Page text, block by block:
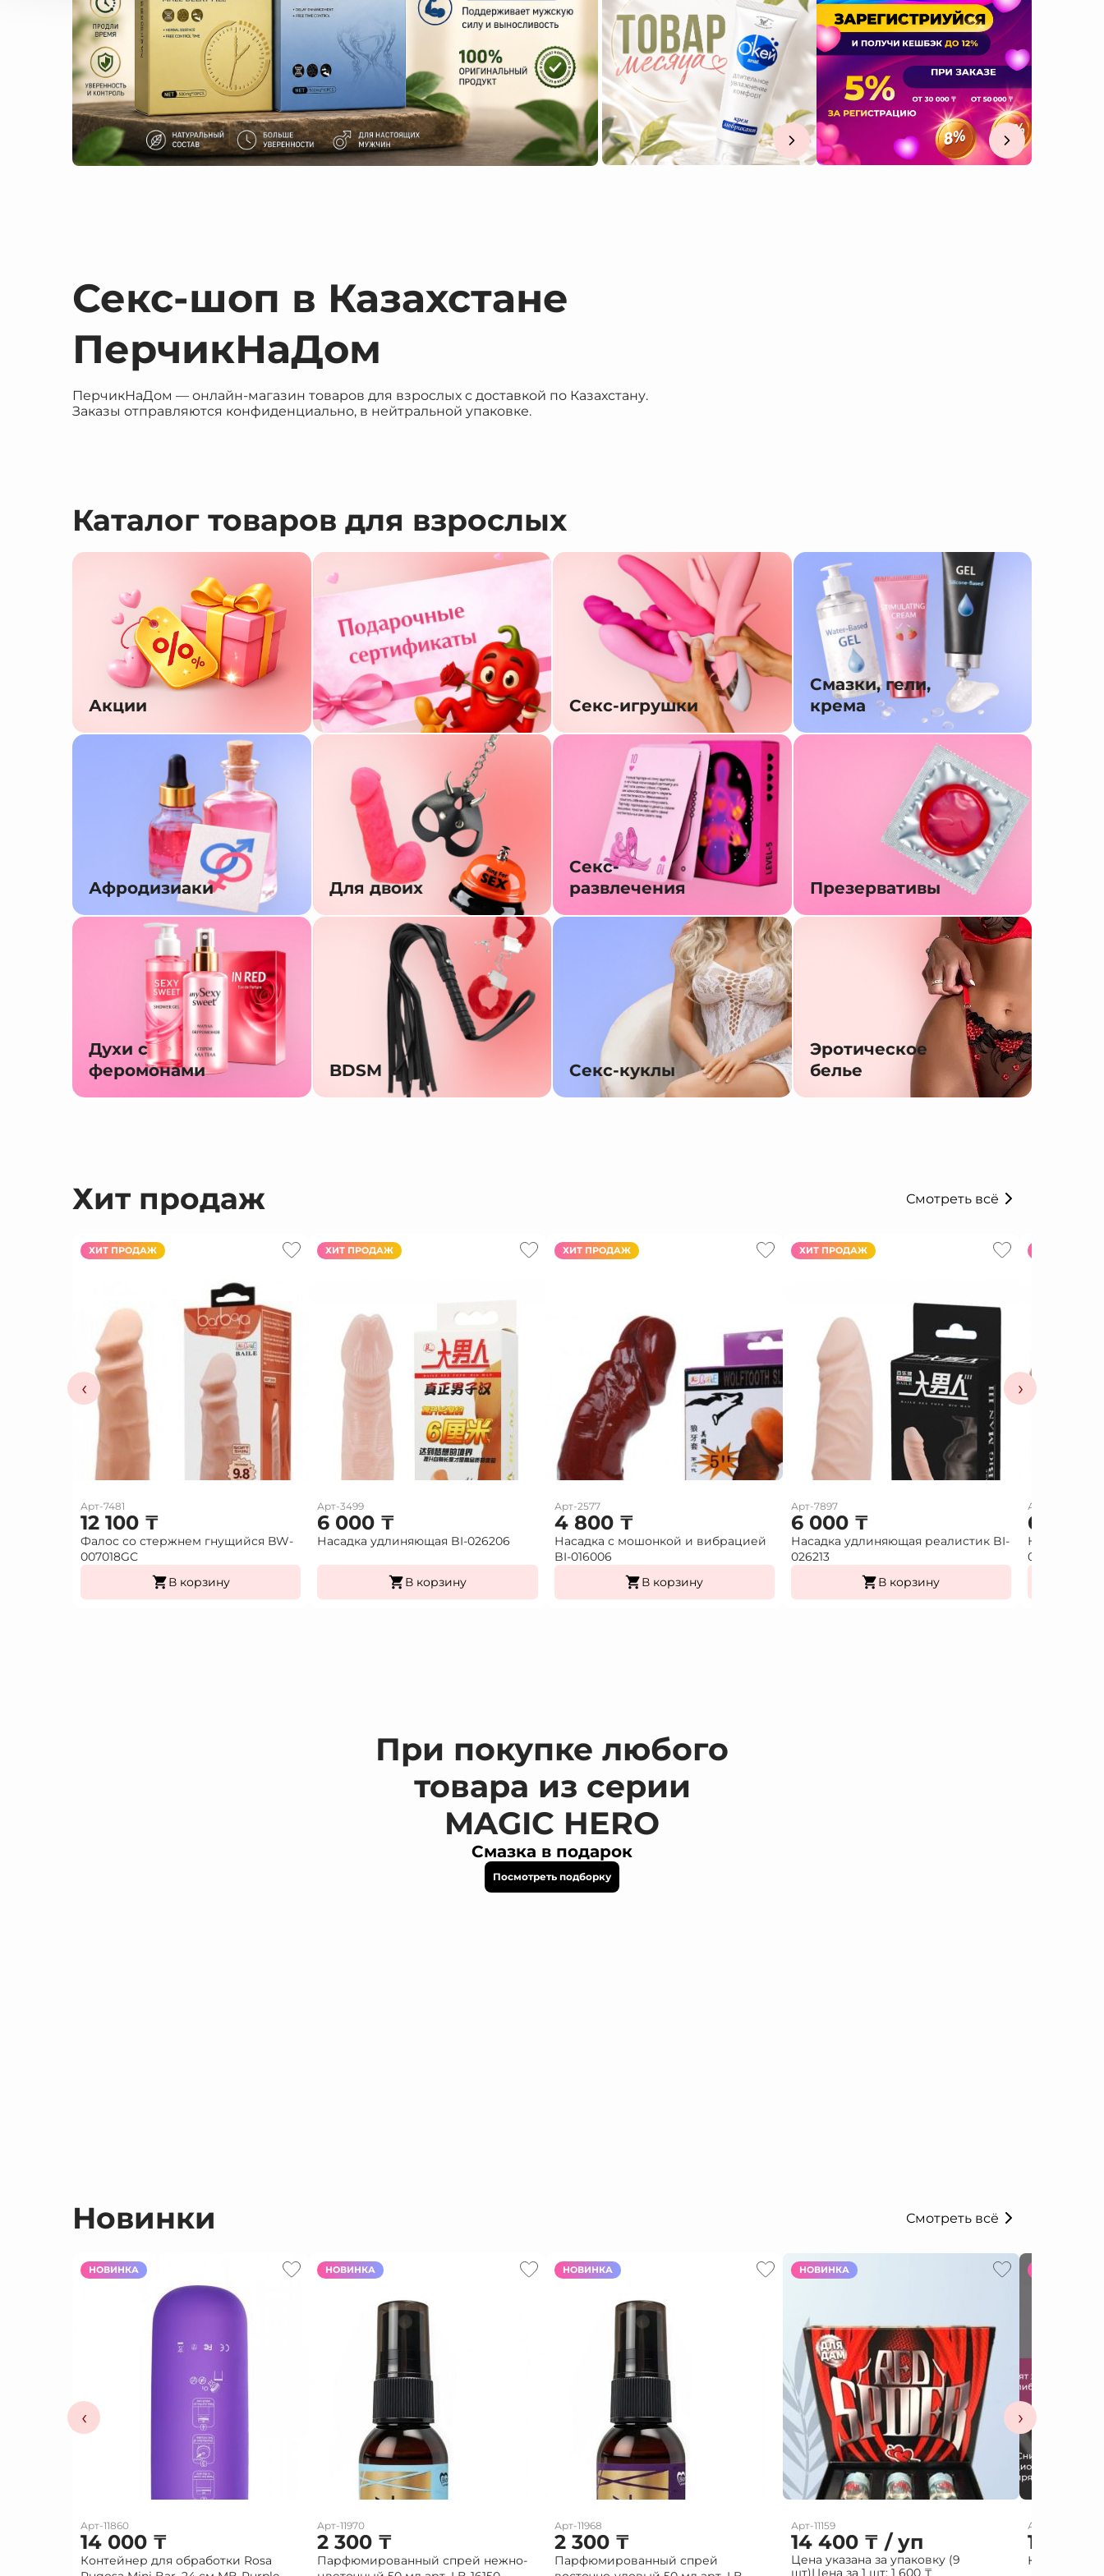
Секс-шоп в Казахстане
ПерчикНаДом
ПерчикНаДом — онлайн-магазин товаров для взрослых с доставкой по Казахстану.
Заказы отправляются конфиденциально, в нейтральной упаковке.
Каталог товаров для взрослых
Акции Секс-игрушки
Смазки, гели,
крема
Афродизиаки Для двоих
Секс-
развлечения
Презервативы
Духи с
феромонами
BDSM Секс-куклы
Эротическое
белье
Хит продаж Смотреть всё
‹
ХИТ ПРОДАЖ
Арт-7481
12 100 ₸
Фалос со стержнем гнущийся BW-
007018GС
В корзину
ХИТ ПРОДАЖ
Арт-3499
6 000 ₸
Насадка удлиняющая BI-026206
В корзину
ХИТ ПРОДАЖ
Арт-2577
4 800 ₸
Насадка с мошонкой и вибрацией
BI-016006
В корзину
ХИТ ПРОДАЖ
Арт-7897
6 000 ₸
Насадка удлиняющая реалистик BI-
026213
В корзину
Арт-7896
6 000
Насадка
026212
›
При покупке любого
товара из серии
MAGIC HERO
Смазка в подарок
Посмотреть подборку
Новинки Смотреть всё
‹
НОВИНКА
Арт-11860
14 000 ₸
Контейнер для обработки Rosa
НОВИНКА
Арт-11970
2 300 ₸
Парфюмированный спрей нежно-
НОВИНКА
Арт-11968
2 300 ₸
Парфюмированный спрей
НОВИНКА
Арт-11159
14 400 ₸ / уп
Цена указана за упаковку (9
шт)Цена за 1 шт: 1 600 ₸
Арт-11927
15 000
Капли жен
›